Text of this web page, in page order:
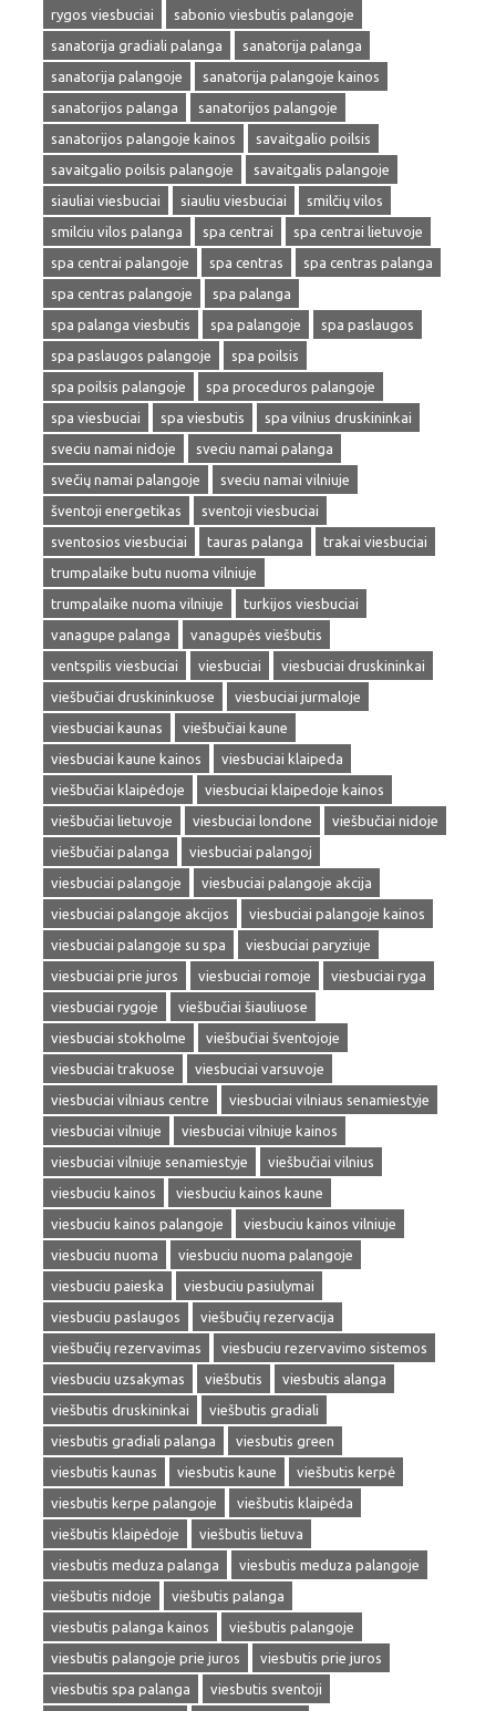
rygos viesbuciai
sabonio viesbutis palangoje
sanatorija gradiali palanga
sanatorija palanga
sanatorija palangoje
sanatorija palangoje kainos
sanatorijos palanga
sanatorijos palangoje
sanatorijos palangoje kainos
savaitgalio poilsis
savaitgalio poilsis palangoje
savaitgalis palangoje
siauliai viesbuciai
siauliu viesbuciai
smilčių vilos
smilciu vilos palanga
spa centrai
spa centrai lietuvoje
spa centrai palangoje
spa centras
spa centras palanga
spa centras palangoje
spa palanga
spa palanga viesbutis
spa palangoje
spa paslaugos
spa paslaugos palangoje
spa poilsis
spa poilsis palangoje
spa proceduros palangoje
spa viesbuciai
spa viesbutis
spa vilnius druskininkai
sveciu namai nidoje
sveciu namai palanga
svečių namai palangoje
sveciu namai vilniuje
šventoji energetikas
sventoji viesbuciai
sventosios viesbuciai
tauras palanga
trakai viesbuciai
trumpalaike butu nuoma vilniuje
trumpalaike nuoma vilniuje
turkijos viesbuciai
vanagupe palanga
vanagupės viešbutis
ventspilis viesbuciai
viesbuciai
viesbuciai druskininkai
viešbučiai druskininkuose
viesbuciai jurmaloje
viesbuciai kaunas
viešbučiai kaune
viesbuciai kaune kainos
viesbuciai klaipeda
viešbučiai klaipėdoje
viesbuciai klaipedoje kainos
viešbučiai lietuvoje
viesbuciai londone
viešbučiai nidoje
viešbučiai palanga
viesbuciai palangoj
viesbuciai palangoje
viesbuciai palangoje akcija
viesbuciai palangoje akcijos
viesbuciai palangoje kainos
viesbuciai palangoje su spa
viesbuciai paryziuje
viesbuciai prie juros
viesbuciai romoje
viesbuciai ryga
viesbuciai rygoje
viešbučiai šiauliuose
viesbuciai stokholme
viešbučiai šventojoje
viesbuciai trakuose
viesbuciai varsuvoje
viesbuciai vilniaus centre
viesbuciai vilniaus senamiestyje
viesbuciai vilniuje
viesbuciai vilniuje kainos
viesbuciai vilniuje senamiestyje
viešbučiai vilnius
viesbuciu kainos
viesbuciu kainos kaune
viesbuciu kainos palangoje
viesbuciu kainos vilniuje
viesbuciu nuoma
viesbuciu nuoma palangoje
viesbuciu paieska
viesbuciu pasiulymai
viesbuciu paslaugos
viešbučių rezervacija
viešbučių rezervavimas
viesbuciu rezervavimo sistemos
viesbuciu uzsakymas
viešbutis
viesbutis alanga
viešbutis druskininkai
viešbutis gradiali
viesbutis gradiali palanga
viesbutis green
viesbutis kaunas
viesbutis kaune
viešbutis kerpė
viesbutis kerpe palangoje
viešbutis klaipėda
viešbutis klaipėdoje
viešbutis lietuva
viesbutis meduza palanga
viesbutis meduza palangoje
viešbutis nidoje
viešbutis palanga
viesbutis palanga kainos
viešbutis palangoje
viesbutis palangoje prie juros
viesbutis prie juros
viesbutis spa palanga
viesbutis sventoji